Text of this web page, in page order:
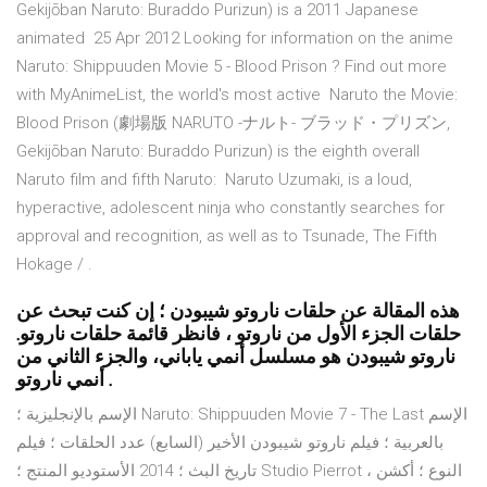
Gekijōban Naruto: Buraddo Purizun) is a 2011 Japanese
animated 25 Apr 2012 Looking for information on the anime
Naruto: Shippuuden Movie 5 - Blood Prison ? Find out more
with MyAnimeList, the world's most active Naruto the Movie:
Blood Prison (劇場版 NARUTO -ナルト- ブラッド・プリズン,
Gekijōban Naruto: Buraddo Purizun) is the eighth overall
Naruto film and fifth Naruto: Naruto Uzumaki, is a loud,
hyperactive, adolescent ninja who constantly searches for
approval and recognition, as well as to Tsunade, The Fifth
Hokage / .
هذه المقالة عن حلقات ناروتو شيبودن ؛ إن كنت تبحث عن
حلقات الجزء الأول من ناروتو ، فانظر قائمة حلقات ناروتو.
ناروتو شيبودن هو مسلسل أنمي ياباني، والجزء الثاني من
أنمي ناروتو .
الإسم بالإنجليزية ؛ Naruto: Shippuuden Movie 7 - The Last الإسم
بالعربية ؛ فيلم ناروتو شيبودن الأخير (السابع) عدد الحلقات ؛ فيلم
تاريخ البث ؛ 2014 الأستوديو المنتج ؛ Studio Pierrot النوع ؛ أكشن ،